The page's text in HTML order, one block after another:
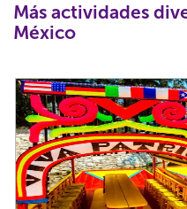
Más actividades
México